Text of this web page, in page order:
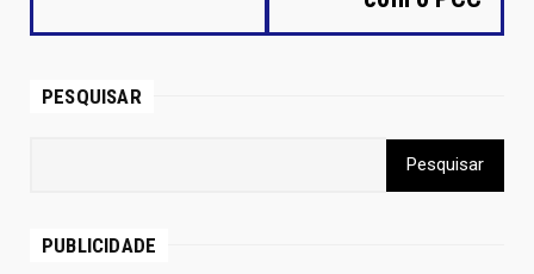
PESQUISAR
PUBLICIDADE